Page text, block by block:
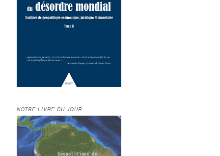
NOTRE LIVRE DU JOUR